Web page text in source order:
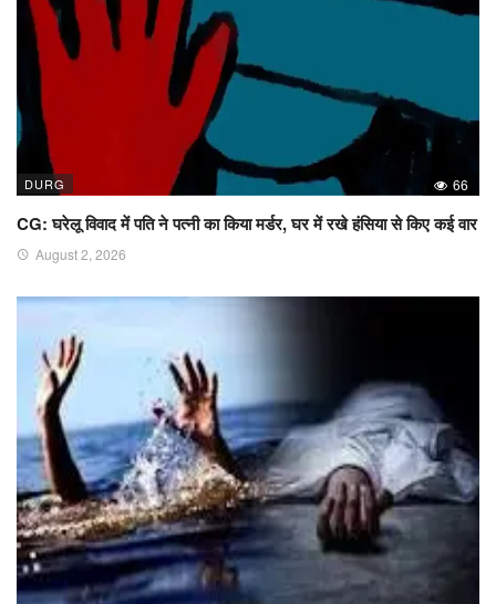
DURG 66
CG: घरेलू विवाद में पति ने पत्नी का किया मर्डर, घर में रखे हंसिया से किए कई वार
August 2, 2026